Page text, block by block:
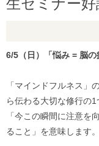
生セミナー好
6/5（日）「悩み = 脳
「マインドフルネス」
ら伝わる大切な修行の1
「今この瞬間に注意を
ること」を意味します。